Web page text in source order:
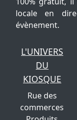
locale en
évènement.
L'UNIVERS
DU
KIOSQUE
Rue des
commerces